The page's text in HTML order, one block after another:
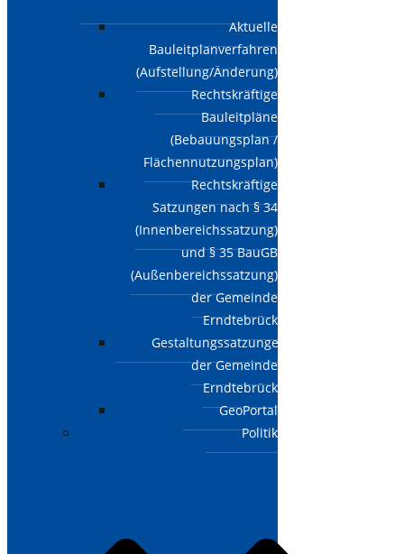
Aktuelle
Bauleitplanverfahren
(Aufstellung/Änderung)
Rechtskräftige
Bauleitpläne
(Bebauungsplan /
Flächennutzungsplan)
Rechtskräftige
Satzungen nach § 34
(Innenbereichssatzung)
und § 35 BauGB
(Außenbereichssatzung)
der Gemeinde
Erndtebrück
Gestaltungssatzungen
der Gemeinde
Erndtebrück
GeoPortal
Politik